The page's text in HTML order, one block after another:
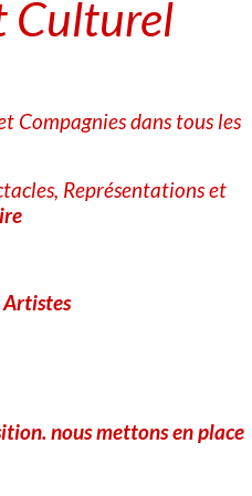
Culturel
Compagnies dans tous les
Représentations et
Artistes
nous mettons en place